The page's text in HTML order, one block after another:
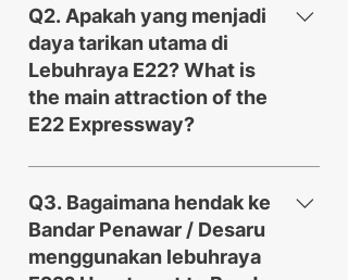
menggunakan E22. Antaranya
adalah: Perkhidmatan panggilan
kecemasan di setiap 2 km di
sepanjang lebuhraya E22.
Perkhidmatan percuma Pasukan
Keselamatan E22 yang sentiasa
mengawasi, memantau dan
membantu pengguna lebuhraya 24
jam sehari. Skop perkhidmatan
adalah terhad kepada pembaikan
kecil dan perkhidmatan tow ke
Q2. Apakah yang menjadi
daya tarikan utama di
Lebuhraya E22? What is
the main attraction of the
E22 Expressway?
Di sepanjang 77 km lebuhraya E22
ini, anda disajikan dengan
pemandangan indah dengan
adanya pusat tanaman orkid,
Q3. Bagaimana hendak ke
Bandar Penawar / Desaru
menggunakan lebuhraya